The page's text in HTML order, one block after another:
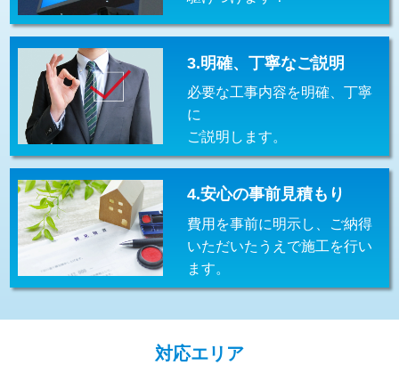
交換・取付(排水栓・排水トラップ
（P/S/ポップアップ））
22,000円+材料費
交換・取付（その他部品） 11,000円+材料費
持込商品取付（単水栓） 13,200円
持込商品取付（混合水栓） 16,500円
持込商品取付（浄水器・分岐水栓） 16,500円
給水管工事※（ホール加工) 16,500円
給水管工事※（バンド止め) 3,300円
給水管工事※（支持金具設置)
3.明確、丁寧なご説明
必要な工事内容を明確、丁寧
に
ご説明します。
4.安心の事前見積もり
費用を事前に明示し、ご納得
いただいたうえで施工を行い
ます。
対応エリア